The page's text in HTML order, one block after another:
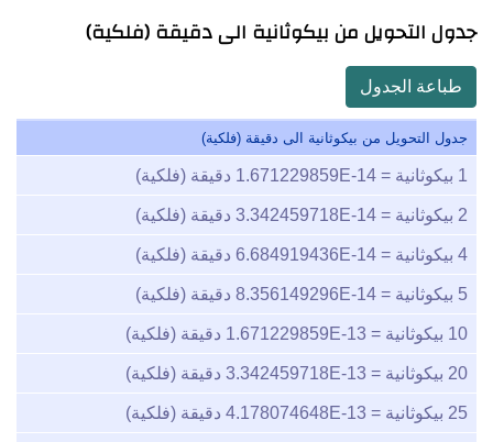
جدول التحويل من بيكوثانية الى دقيقة (فلكية)
طباعة الجدول
جدول التحويل من بيكوثانية الى دقيقة (فلكية)
1 بيكوثانية = 1.671229859E-14 دقيقة (فلكية)
2 بيكوثانية = 3.342459718E-14 دقيقة (فلكية)
4 بيكوثانية = 6.684919436E-14 دقيقة (فلكية)
5 بيكوثانية = 8.356149296E-14 دقيقة (فلكية)
10 بيكوثانية = 1.671229859E-13 دقيقة (فلكية)
20 بيكوثانية = 3.342459718E-13 دقيقة (فلكية)
25 بيكوثانية = 4.178074648E-13 دقيقة (فلكية)